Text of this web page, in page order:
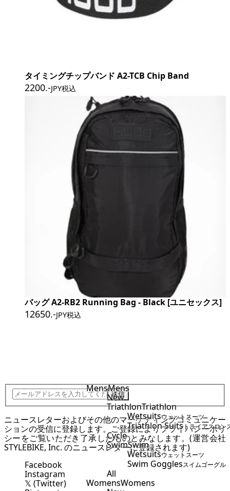
MensMens
New
TriathlonTriathlon
Wetsuitsウェットスーツ
Triathlon Suits トライアスロン
Cycle
SwimSwim
Wetsuitsウェットスーツ
Swim Gogglesスイムゴーグル
All
WomensWomens
タイミングチップバンド A2-TCB Chip Band
2200.-JPY税込
バッグ A2-RB2 Running Bag - Black [ユニセックス]
12650.-JPY税込
送信
ニュースレターおよびその他のマーケティングコミュニケー
ションの受信に登録します。ご登録によりプライバシーポリ
シーをご覧いただき了承したものとみなします。(運営会社
STYLEBIKE, Inc. のニュースレターに登録されます)
Facebook
Instagram
𝕏 (Twitter)